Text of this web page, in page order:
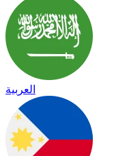
العربية